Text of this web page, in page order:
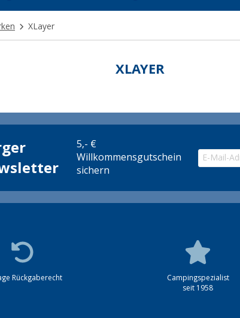
XLayer
XLAYER
5,- €
Willkommensgutschein
sichern
Rückgaberecht
Campingspezialist
seit 1958